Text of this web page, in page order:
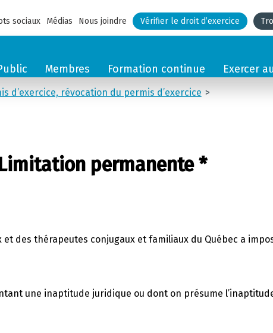
sociaux Médias Nous joindre Vérifier le droit d’exercice
Membres Formation continue Exercer
révocation du permis d’exercice
permanente *
des thérapeutes conjugaux et familiaux du Québec a
une inaptitude juridique ou dont on présume